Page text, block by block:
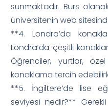
sunmaktadır. Burs
üniversitenin web
**4. Londra’da
Londra’da çeşitli
Öğrenciler, yurtlar,
konaklama tercih
**5. İngiltere’de lise
seviyesi nedir?**